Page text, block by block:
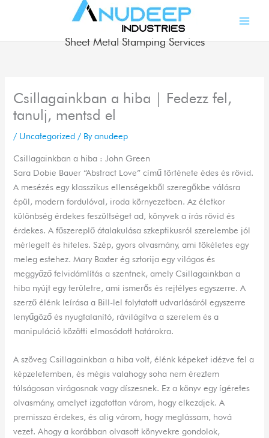
Sheet Metal Stamping Services
Csillagainkban a hiba | Fedezz fel,
tanulj, mentsd el
/ Uncategorized / Byanudeep
Csillagainkban a hiba : John Green
Sara Dobie Bauer “Abstract Love” című története édes és rövid.
A mesézés egy klasszikus ellenségekből szeregőkbe válásra
épül, modern fordulóval, iroda környezetben. Az életkor
különbség érdekes feszültséget ad, könyvek a írás rövid és
érdekes. A főszereplő átalakulása szkeptikusról szerelembe jól
mérlegelt és hiteles. Szép, gyors olvasmány, ami tökéletes egy
meleg estehez. Mary Baxter ég sztorija egy világos és
meggyőző felvidámlítás a szentnek, amely Csillagainkban a
hiba nyújt egy területre, ami ismerős és rejtélyes egyszerre. A
szerző élénk leírása a Bill-lel folytatott udvarlásáról egyszerre
lenyűgöző és nyugtalanító, rávilágítva a szerelem és a
manipuláció közötti elmosódott határokra.
A szöveg Csillagainkban a hiba volt, élénk képeket idézve fel a
képzeletemben, és mégis valahogy soha nem éreztem
túlságosan virágosnak vagy díszesnek. Ez a könyv egy ígéretes
olvasmány, amelyet izgatottan várom, hogy elkezdjek. A
premissza érdekes, és alig várom, hogy meglássam, hová
vezet. Ahogy a korábban olvasott könyvekre gondolok,